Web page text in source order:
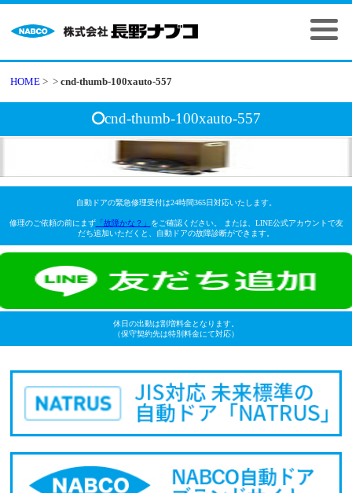
HOME > >cnd-thumb-100xauto-557
cnd-thumb-100xauto-557
自動ドアの緊急修理受付は24時間365日対応いたします。
修理のご依頼の前にまず「故障かな？」
をご確認ください。 または、LINE公式アカウントで友
だち追加いただくと、自動ドアの故障診断ができます。
休日の出動は割増料金となります。
（保守契約先は特別料金にて対応）